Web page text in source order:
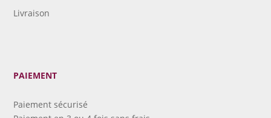
Livraison
PAIEMENT
Paiement sécurisé